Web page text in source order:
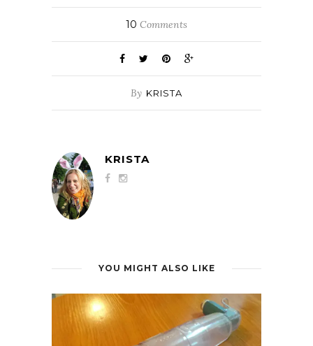
10 Comments
By KRISTA
KRISTA
YOU MIGHT ALSO LIKE